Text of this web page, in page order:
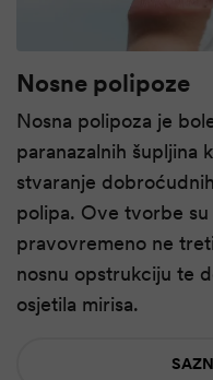
Nosne polipoze
Nosna polipoza je
paranazalnih šupljina
stvaranje
polipa. Ove tvorbe su
pravovremeno ne
nosnu opstrukciju te
osjetila mirisa.